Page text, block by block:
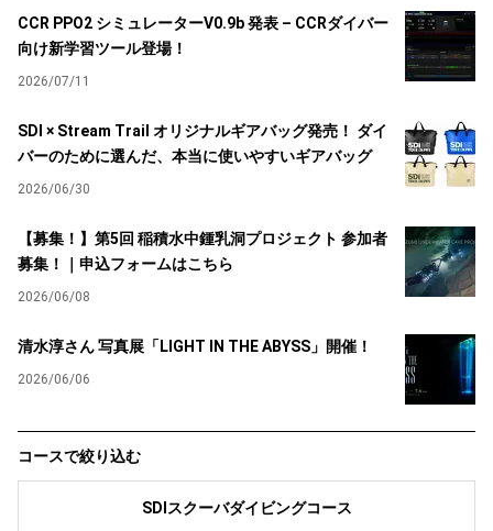
CCR PPO2 シミュレーターV0.9b 発表 – CCRダイバー
向け新学習ツール登場！
2026/07/11
SDI × Stream Trail オリジナルギアバッグ発売！ ダイ
バーのために選んだ、本当に使いやすいギアバッグ
2026/06/30
【募集！】第5回 稲積水中鍾乳洞プロジェクト 参加者
募集！｜申込フォームはこちら
2026/06/08
清水淳さん 写真展「LIGHT IN THE ABYSS」開催！
2026/06/06
コースで絞り込む
SDIスクーバダイビングコース